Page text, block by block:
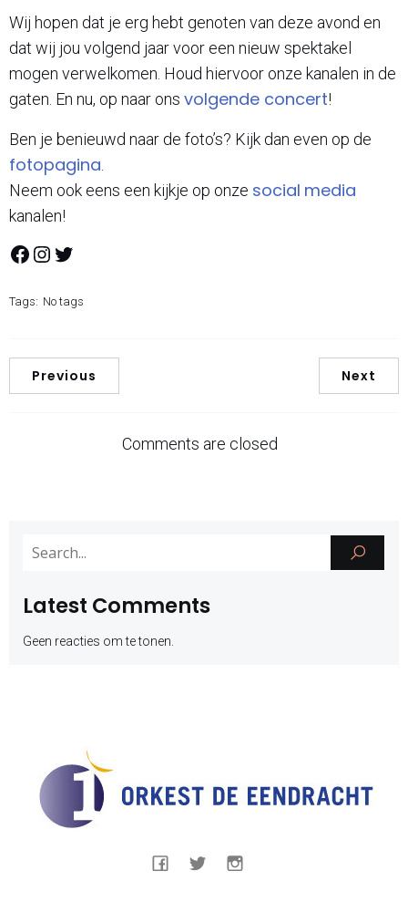
Wij hopen dat je erg hebt genoten van deze avond en
dat wij jou volgend jaar voor een nieuw spektakel
mogen verwelkomen. Houd hiervoor onze kanalen in de
gaten. En nu, op naar ons volgende concert!
Ben je benieuwd naar de foto’s? Kijk dan even op de
fotopagina
Neem ook eens een kijkje op onze social media
kanalen!
Facebook
Instagram
Twitter
Tags: No tags
Previous Next
Comments are closed
Latest Comments
Geen reacties om te tonen.